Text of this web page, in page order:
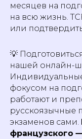
месяцев на
на всю жизнь.
или
💡
нашей онлайн-
фокусом на
работают и
русскоязычные
экзаменов сами.
французского